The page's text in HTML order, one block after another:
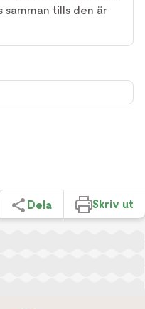
samman tills den är
Dela Skriv ut